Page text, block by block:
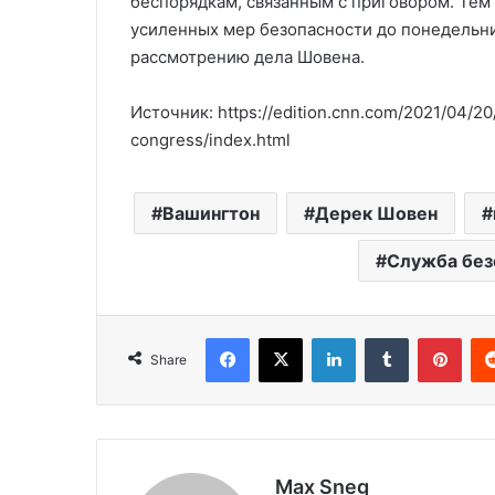
усиленных мер безопасности до
рассмотрению дела Шовена.
Источник: https://edition.cnn.com/2021/04/
congress/index.html
Вашингтон Дерек Шовен
Служба
Share
Max Sneg